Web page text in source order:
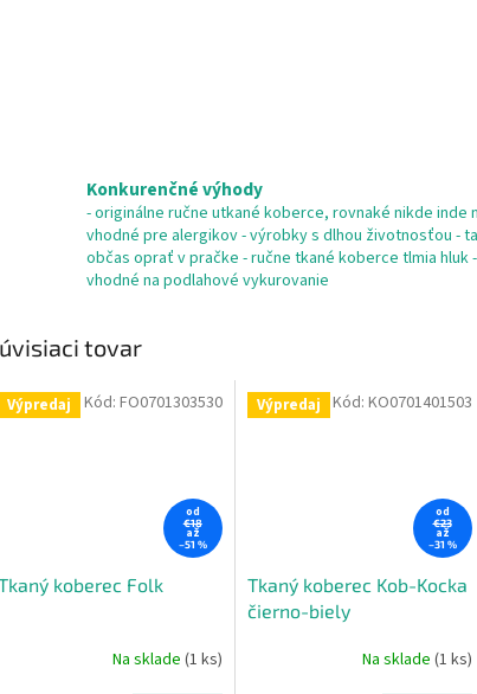
Konkurenčné výhody
- originálne ručne utkané koberce, rovnaké nikde inde
vhodné pre alergikov - výrobky s dlhou životnosťou -
občas oprať v pračke - ručne tkané koberce tlmia hluk
vhodné na podlahové vykurovanie
tovar
Výpredaj
od
€18
až
–51 %
koberec Folk
Na sklade (1 ks)
Kód: FO0701303530 Výpredaj
od
€23
až
–31 %
Tkaný koberec Kob-Kocka
čierno-biely
Na sklade (1 ks)
Kód: KO0701401503